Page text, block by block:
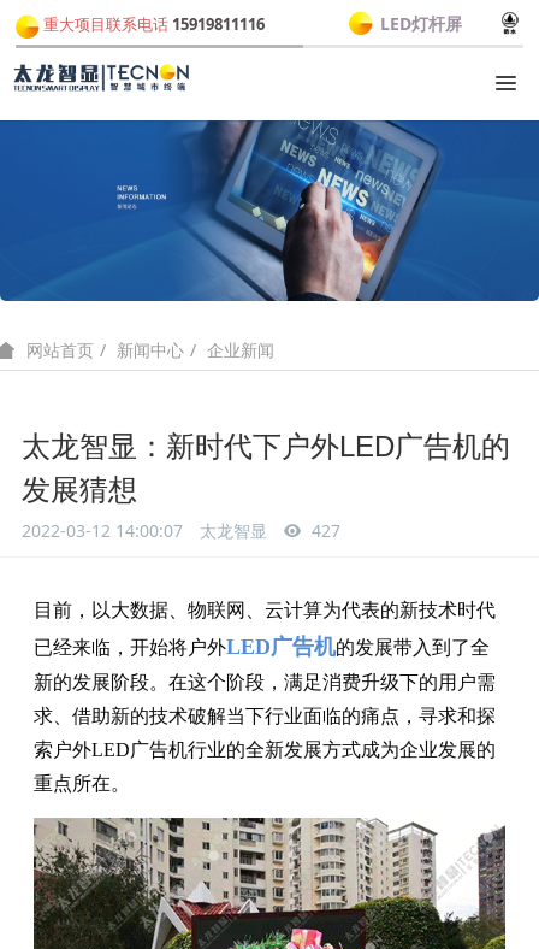
重大项目联系电话 15919811116 LED灯杆屏
网站首页 新闻中心 企业新闻
太龙智显：新时代下户外LED广告机的
发展猜想
2022-03-12 14:00:07 太龙智显 427
目前，以大数据、物联网、云计算为代表的新技术时代
已经来临，开始将户外LED广告机的发展带入到了全
新的发展阶段。在这个阶段，满足消费升级下的用户需
求、借助新的技术破解当下行业面临的痛点，寻求和探
索户外LED广告机行业的全新发展方式成为企业发展的
重点所在。